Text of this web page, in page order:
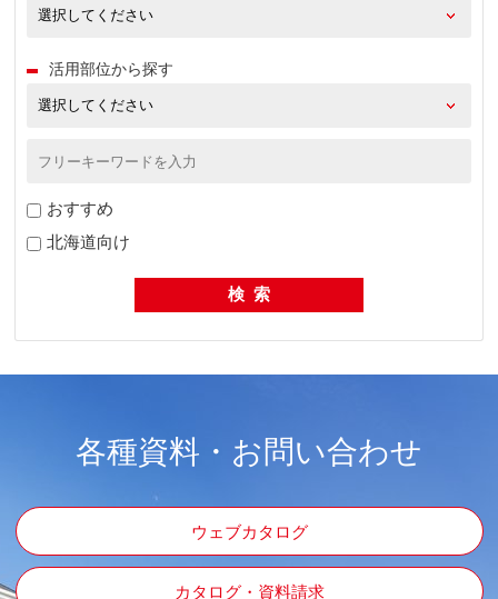
活用部位から探す
おすすめ
北海道向け
各種資料・お問い合わせ
ウェブカタログ
カタログ・資料請求